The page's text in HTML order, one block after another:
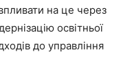
на це через
освітньої
до управління